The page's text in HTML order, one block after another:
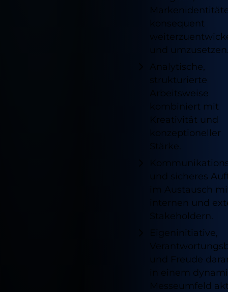
konsequent
und
Analytische,
strukturierte
Arbeitsweise
kombiniert mit
Kreativität und
konzeptioneller
Stärke.
und sicheres
im Austausch
internen und
Stakeholdern.
Eigeninitiative,
und Freude
in einem
Messeumfeld